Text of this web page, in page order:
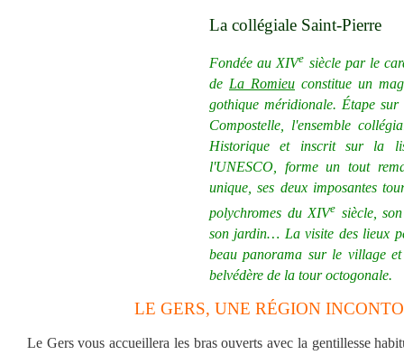
La collégiale Saint-Pierre
Fondée au XIVe siècle par le
de La Romieu constitue un
gothique méridionale. Étape sur
Compostelle, l'ensemble
Historique et inscrit sur la
l'UNESCO, forme un tout
unique, ses deux imposantes
polychromes du XIVe siècle,
son jardin… La visite des lieux
beau panorama sur le village
belvédère de la tour octogonale.
LE GERS, UNE RÉGION
Le Gers vous accueillera les bras ouverts avec la gentillesse